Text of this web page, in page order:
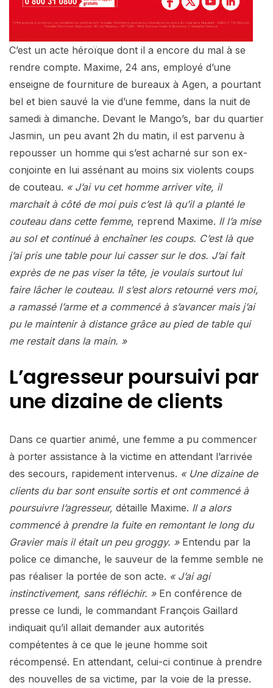
C’est un acte héroïque dont il a encore du mal à se
rendre compte. Maxime, 24 ans, employé d’une
enseigne de fourniture de bureaux à Agen, a pourtant
bel et bien sauvé la vie d’une femme, dans la nuit de
samedi à dimanche. Devant le Mango’s, bar du quartier
Jasmin, un peu avant 2h du matin, il est parvenu à
repousser un homme qui s’est acharné sur son ex-
conjointe en lui assénant au moins six violents coups
de couteau. « J’ai vu cet homme arriver vite, il
marchait à côté de moi puis c’est là qu’il a planté le
couteau dans cette femme, reprend Maxime. Il l’a mise
au sol et continué à enchaîner les coups. C’est là que
j’ai pris une table pour lui casser sur le dos. J’ai fait
exprès de ne pas viser la tête, je voulais surtout lui
faire lâcher le couteau. Il s’est alors retourné vers moi,
a ramassé l’arme et a commencé à s’avancer mais j’ai
pu le maintenir à distance grâce au pied de table qui
me restait dans la main. »
L’agresseur poursuivi par
une dizaine de clients
Dans ce quartier animé, une femme a pu commencer
à porter assistance à la victime en attendant l’arrivée
des secours, rapidement intervenus. « Une dizaine de
clients du bar sont ensuite sortis et ont commencé à
poursuivre l’agresseur, détaille Maxime. Il a alors
commencé à prendre la fuite en remontant le long du
Gravier mais il était un peu groggy. »Entendu par la
police ce dimanche, le sauveur de la femme semble ne
pas réaliser la portée de son acte. « J’ai agi
instinctivement, sans réfléchir. »En conférence de
presse ce lundi, le commandant François Gaillard
indiquait qu’il allait demander aux autorités
compétentes à ce que le jeune homme soit
récompensé. En attendant, celui-ci continue à prendre
des nouvelles de sa victime, par la voie de la presse.